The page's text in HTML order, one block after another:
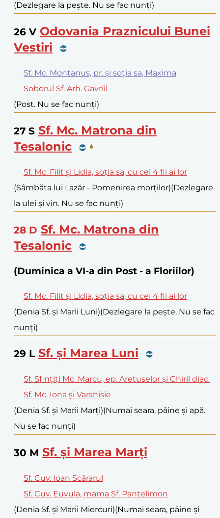
(Dezlegare la pește. Nu se fac nunți)
26 V Odovania Praznicului Bunei
Vestiri
Sf. Mc. Montanus, pr. și soția sa, Maxima
Soborul Sf. Arh. Gavriil
(Post. Nu se fac nunți)
27 S Sf. Mc. Matrona din
Tesalonic
Sf. Mc. Filit și Lidia, soția sa, cu cei 4 fii ai lor
(Sâmbăta lui Lazăr - Pomenirea morților)(Dezlegare
la ulei și vin. Nu se fac nunți)
28 D Sf. Mc. Matrona din
Tesalonic
(Duminica a VI-a din Post - a Floriilor)
Sf. Mc. Filit și Lidia, soția sa, cu cei 4 fii ai lor
(Denia Sf. și Marii Luni)(Dezlegare la pește. Nu se fac
nunți)
29 L Sf. și Marea Luni
Sf. Sfințiți Mc. Marcu, ep. Aretuselor și Chiril diac.
Sf. Mc. Iona și Varahisie
(Denia Sf. și Marii Marți)(Numai seara, pâine și apă.
Nu se fac nunți)
30 M Sf. și Marea Marți
Sf. Cuv. Ioan Scărarul
Sf. Cuv. Euvula, mama Sf. Pantelimon
(Denia Sf. și Marii Miercuri)(Numai seara, pâine și